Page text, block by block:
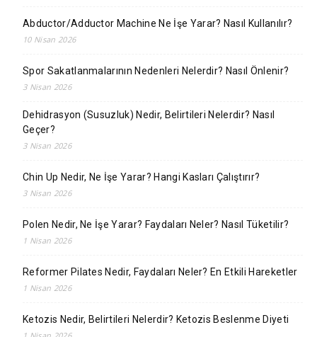
Abductor/Adductor Machine Ne İşe Yarar? Nasıl Kullanılır?
10 Nisan 2026
Spor Sakatlanmalarının Nedenleri Nelerdir? Nasıl Önlenir?
3 Nisan 2026
Dehidrasyon (Susuzluk) Nedir, Belirtileri Nelerdir? Nasıl
Geçer?
3 Nisan 2026
Chin Up Nedir, Ne İşe Yarar? Hangi Kasları Çalıştırır?
3 Nisan 2026
Polen Nedir, Ne İşe Yarar? Faydaları Neler? Nasıl Tüketilir?
1 Nisan 2026
Reformer Pilates Nedir, Faydaları Neler? En Etkili Hareketler
1 Nisan 2026
Ketozis Nedir, Belirtileri Nelerdir? Ketozis Beslenme Diyeti